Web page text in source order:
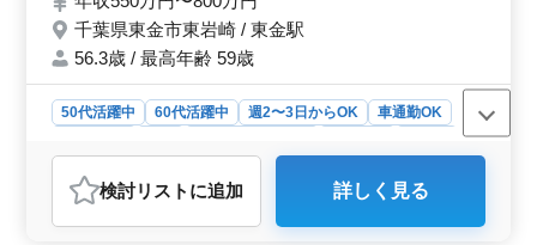
プラーク、バイオフィルム除去 ・トゥー
スクリーニング、フッ素塗布 etc ・訪問診療
基本無し ・希望勤務日相談受付 ・50代、60
千葉県東金市東岩崎 / 東金駅
56.3歳 / 最高年齢 59歳
50代活躍中 60代活躍中 週2〜3日からOK
車通勤OK
アルバイト・パート
おすすめポイント
＜魅力的な求人ポイント＞ 中高年歓迎のベテラン歯科
検討リスト に追加 詳しく見る